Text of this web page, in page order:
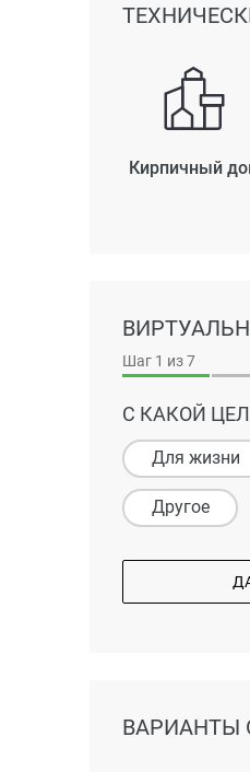
Кирпичный
Шаг 1 из 7
С КАКОЙ
Для жизни
Другое
ВАРИАНТЫ